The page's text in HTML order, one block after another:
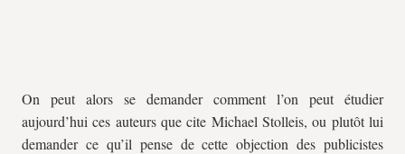
On peut alors se demander comment l’on peut étudier
aujourd’hui ces auteurs que cite Michael Stolleis, ou plutôt lui
demander ce qu’il pense de cette objection des publicistes